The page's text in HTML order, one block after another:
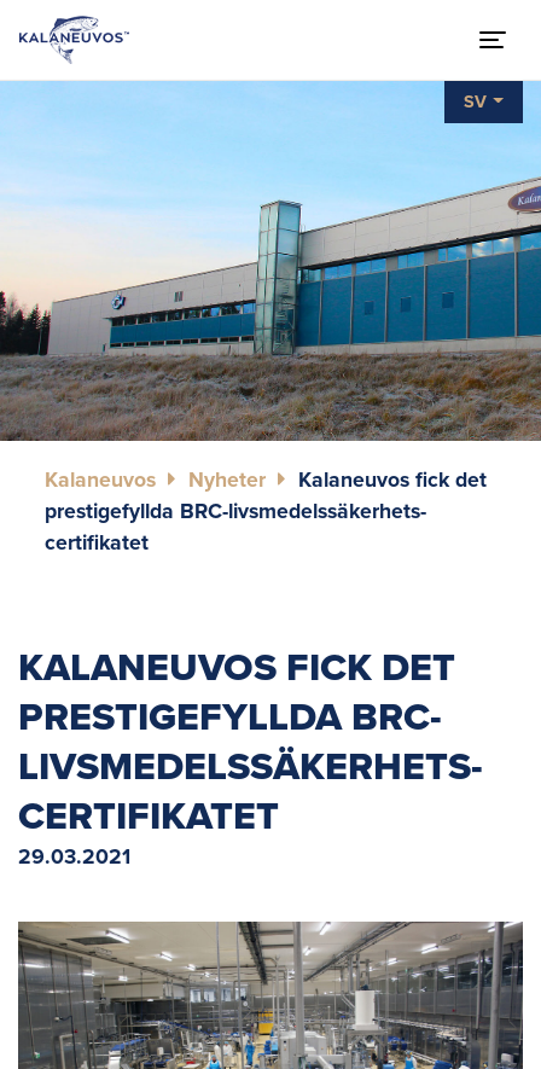
SV
Kalaneuvos Nyheter
Kalaneuvos fick det
prestigefyllda BRC-livsmedelssäkerhets­
certifikatet
KALANEUVOS FICK DET
PRESTIGEFYLLDA BRC-
LIVSMEDELSSÄKERHETS­
CERTIFIKATET
29.03.2021